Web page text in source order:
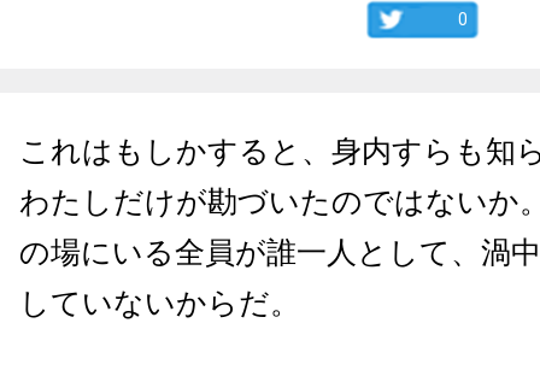
0
これはもしかすると、身内すらも知
わたしだけが勘づいたのではないか
の場にいる全員が誰一人として、渦
していないからだ。